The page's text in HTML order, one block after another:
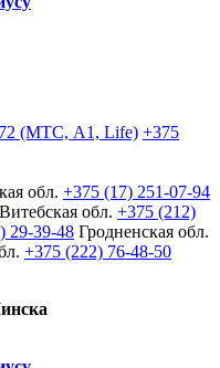
(МТС, A1, Life) +375
обл. +375 (17) 251-07-94
Витебская обл. +375 (212)
29-39-48 Гродненская обл.
+375 (222) 76-48-50